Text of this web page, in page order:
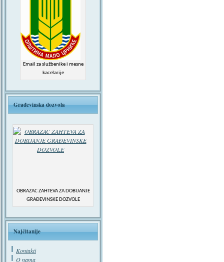
Email za službenike i mesne
kacelarije
Građevinska dozvola
OBRAZAC ZAHTEVA ZA DOBIJANJE
GRAĐEVINSKE DOZVOLE
Najčitanije
Kontakti
O nama